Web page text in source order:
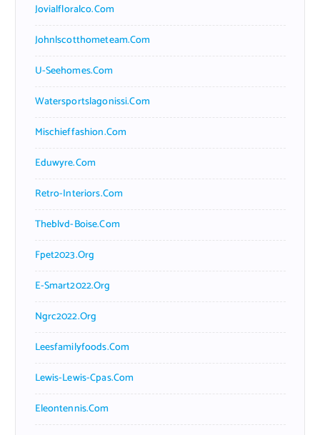
Jovialfloralco.com
Johnlscotthometeam.com
U-Seehomes.com
Watersportslagonissi.com
Mischieffashion.com
Eduwyre.com
Retro-Interiors.com
Theblvd-Boise.com
Fpet2023.org
E-Smart2022.org
Ngrc2022.org
Leesfamilyfoods.com
Lewis-Lewis-Cpas.com
Eleontennis.com